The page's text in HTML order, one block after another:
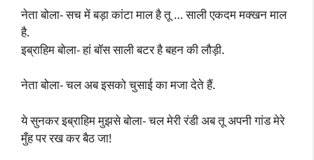
नेता बोला- सच में बड़ा कांटा माल है तू … साली एकदम मक्खन माल
है.
इब्राहिम बोला- हां बॉस साली बटर है बहन की लौड़ी.
नेता बोला- चल अब इसको चुसाई का मजा देते हैं.
ये सुनकर इब्राहिम मुझसे बोला- चल मेरी रंडी अब तू अपनी गांड मेरे
मुँह पर रख कर बैठ जा!